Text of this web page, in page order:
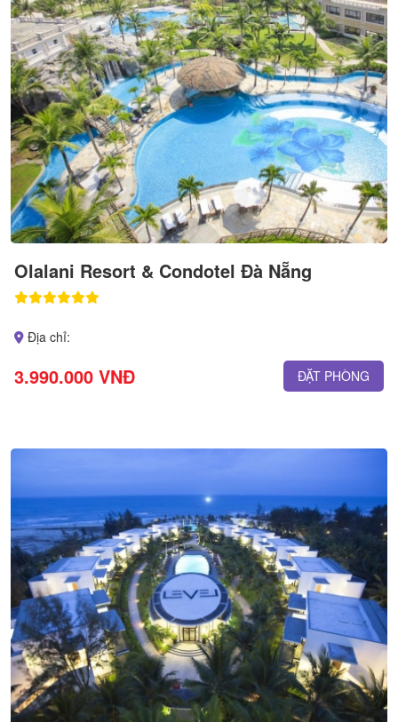
Olalani Resort & Condotel Đà Nẵng
Địa chỉ:
3.990.000 VNĐ ĐẶT PHÒNG